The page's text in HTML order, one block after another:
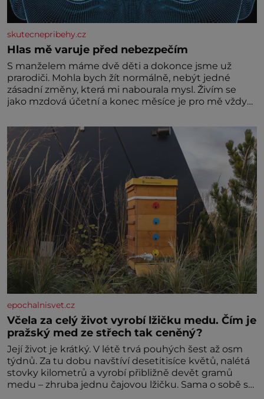
skutecnepribehy.cz
Hlas mě varuje před nebezpečím
S manželem máme dvě děti a dokonce jsme už
prarodiči. Mohla bych žít normálně, nebýt jedné
zásadní změny, která mi nabourala mysl. Živím se
jako mzdová účetní a konec měsíce je pro mě vždy
máme vnoučata, mi dcera čím dál častěji volá o
pomoc, co se hlídání týče. Dalo by se
epochalnisvet.cz
Včela za celý život vyrobí lžičku medu. Čím je
pražský med ze střech tak ceněný?
Její život je krátký. V létě trvá pouhých šest až osm
týdnů. Za tu dobu navštíví desetitisíce květů, nalétá
stovky kilometrů a vyrobí přibližně devět gramů
medu – zhruba jednu čajovou lžičku. Sama o sobě se